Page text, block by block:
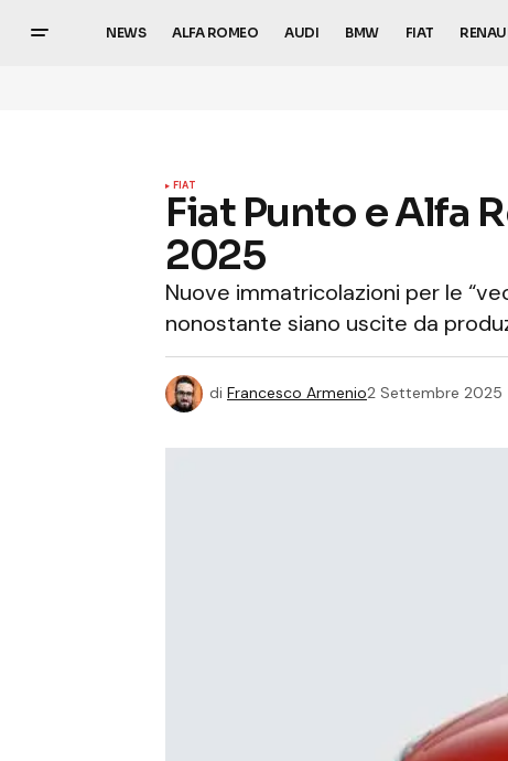
NEWS ALFA ROMEO AUDI BMW FIAT
FIAT
Fiat Punto e Alfa
2025
Nuove immatricolazioni per le
nonostante siano uscite da
di Francesco Armenio2 Settembre 2025